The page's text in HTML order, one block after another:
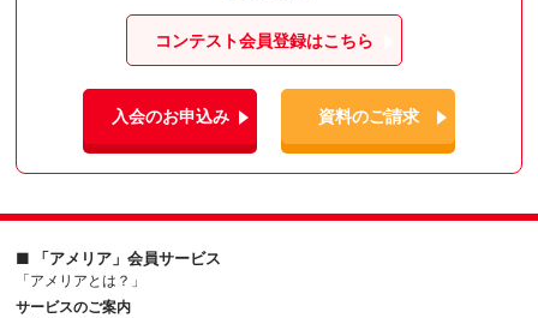
コンテスト会員登録はこちら
入会のお申込み 資料のご請求
■ 「アメリア」会員サービス
「アメリアとは？」
サービスのご案内